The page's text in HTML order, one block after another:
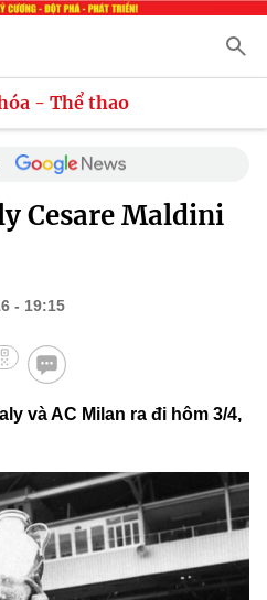
- Thể thao
Cesare Maldini
- 19:15
và AC Milan ra đi hôm 3/4,